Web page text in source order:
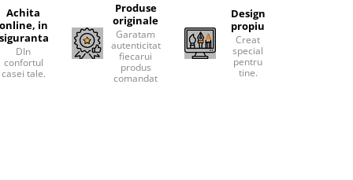
Achita
online, in
siguranta
DIn
confortul
casei tale.
Produse
originale
Garatam
autenticitatea
fiecarui
produs
comandat
Design
propiu
Creat
special
pentru
tine.